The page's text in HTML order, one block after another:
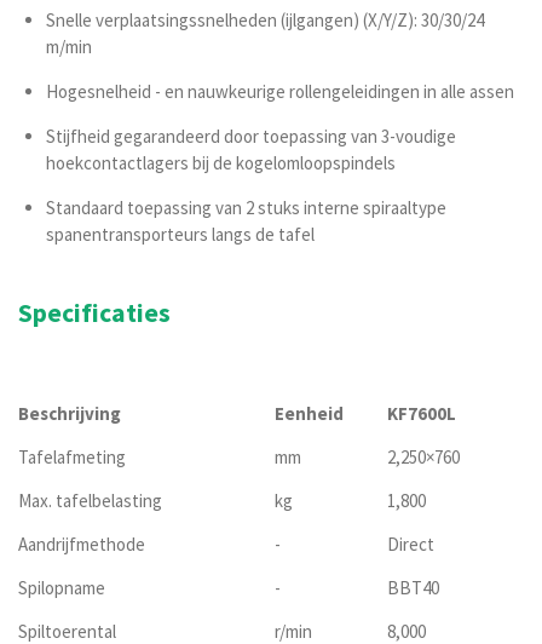
Snelle verplaatsingssnelheden (ijlgangen) (X/Y/Z): 30/30/24
m/min
Hogesnelheid - en nauwkeurige rollengeleidingen in alle assen
Stijfheid gegarandeerd door toepassing van 3-voudige
hoekcontactlagers bij de kogelomloopspindels
Standaard toepassing van 2 stuks interne spiraaltype
spanentransporteurs langs de tafel
Specificaties
Beschrijving Eenheid
KF7600L
Tafelafmeting
mm
2,250×760
Max. tafelbelasting
kg
1,800
Aandrijfmethode
-
Direct
Spilopname
-
BBT40
Spiltoerental
r/min
8,000